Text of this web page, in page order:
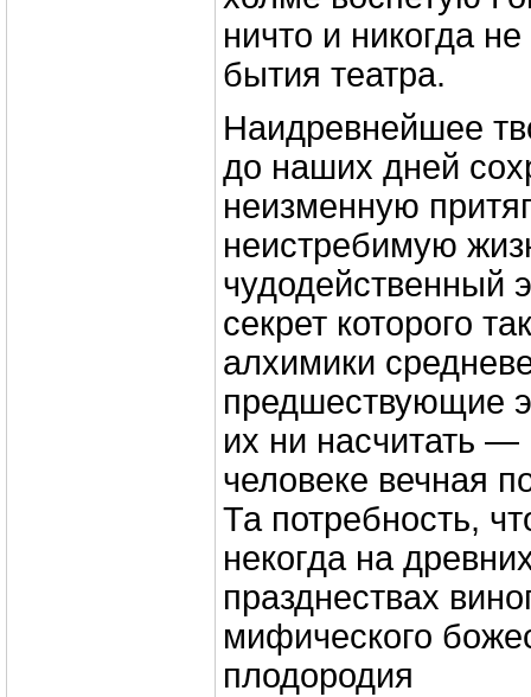
ничто и никогда
бытия театра.
Наидревнейшее
до наших дней
неизменную
неистребимую
чудодейственный
секрет которого
алхимики
предшествующие
их ни насчитать
человеке вечная
Та потребность,
некогда на
празднествах
мифического
плодородия